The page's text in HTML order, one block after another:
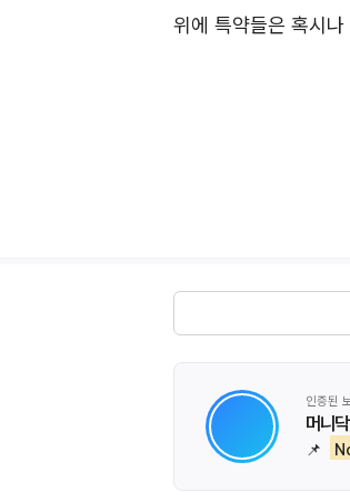
위에 특약들은 혹시
인증된
머니
📌